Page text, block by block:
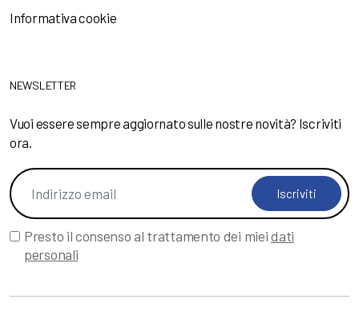
Informativa cookie
NEWSLETTER
Vuoi essere sempre aggiornato sulle nostre novità? Iscriviti
ora.
Iscriviti
Presto il consenso al trattamento dei mieidati
personali